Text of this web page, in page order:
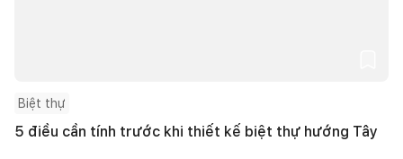
Biệt thự
5 điều cần tính trước khi thiết kế biệt thự hướng Tây